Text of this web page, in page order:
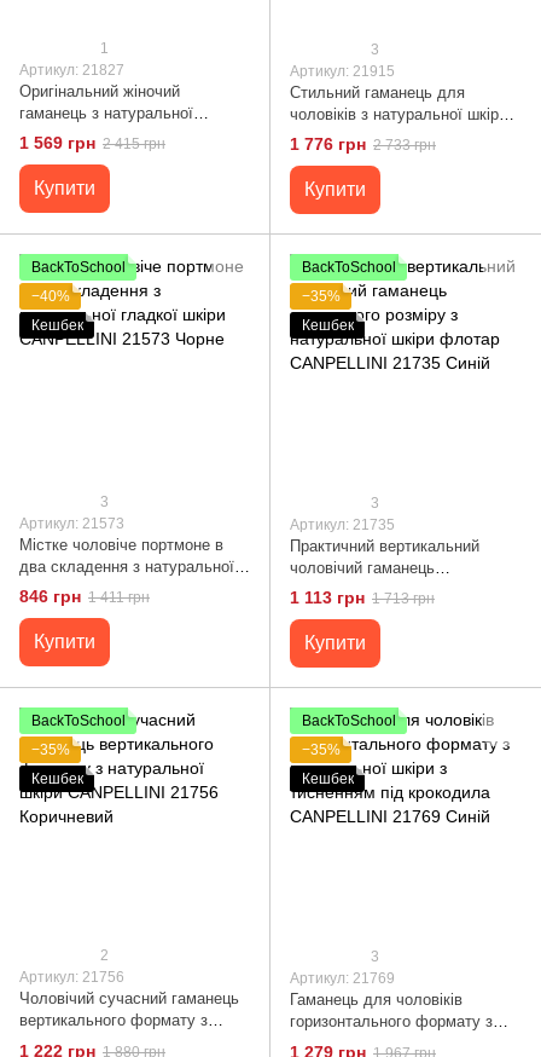
1
Артикул: 21827
Оригінальний жіночий
гаманець з натуральної
фактурної шкіри з тисненням
під крокодила CANPELLINI
21827 Червоний
1 569 грн 2 415 грн
Купити
3
Артикул: 21915
Стильний гаманець для
чоловіків з натуральної шкіри з
тисненням під крокодила
CANPELLINI 21915 Коричневий
1 776 грн 2 733 грн
Купити
BackToSchool
−40%
Кешбек
3
Артикул: 21573
Містке чоловіче портмоне в
два складення з натуральної
гладкої шкіри CANPELLINI
21573 Чорне
846 грн 1 411 грн
Купити
BackToSchool
−35%
Кешбек
3
Артикул: 21735
Практичний вертикальний
чоловічий гаманець
середнього розміру з
натуральної шкіри флотар
CANPELLINI 21735 Синій
1 113 грн 1 713 грн
Купити
BackToSchool
−35%
Кешбек
2
Артикул: 21756
Чоловічий сучасний гаманець
вертикального формату з
натуральної шкіри CANPELLINI
1 222 грн 1 880 грн
BackToSchool
−35%
Кешбек
3
Артикул: 21769
Гаманець для чоловіків
горизонтального формату з
натуральної шкіри з тисненням
1 279 грн 1 967 грн